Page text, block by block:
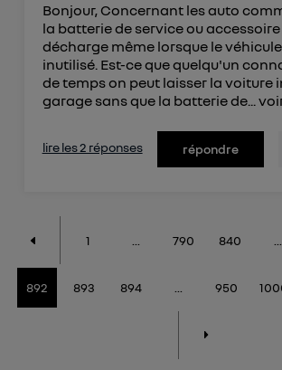
Bonjour, Concernant les auto
la batterie de service ou accessoire
décharge même lorsque le
inutilisé. Est-ce que quelqu'un
de temps on peut laisser la voiture
garage sans que la batterie de...
lire les 2 réponses répondre
1 790 840
892 893 894 950